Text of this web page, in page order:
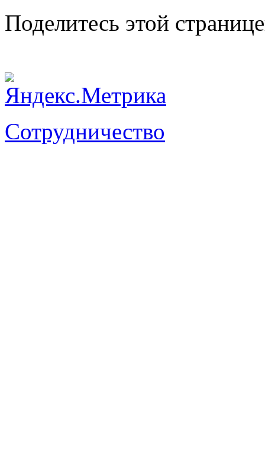
Поделитесь этой
Сотрудничество